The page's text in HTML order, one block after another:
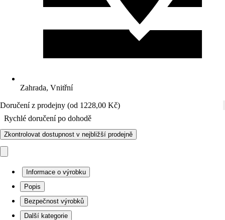
Zahrada, Vnitřní
Doručení z prodejny (od 1228,00 Kč)
Rychlé doručení po dohodě
Zkontrolovat dostupnost v nejbližší prodejně
Informace o výrobku
Popis
Bezpečnost výrobků
Další kategorie